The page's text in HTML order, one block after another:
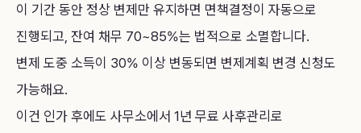
이 기간 동안 정상 변제만 유지하면 면책결정이 자동으로
진행되고, 잔여 채무 70~85%는 법적으로 소멸합니다.
변제 도중 소득이 30% 이상 변동되면 변제계획 변경 신청도
가능해요.
이건 인가 후에도 사무소에서 1년 무료 사후관리로